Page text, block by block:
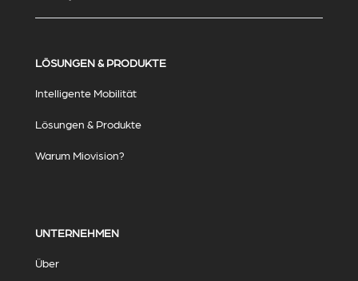
LÖSUNGEN & PRODUKTE
Intelligente Mobilität
Lösungen & Produkte
Warum Miovision?
UNTERNEHMEN
Über